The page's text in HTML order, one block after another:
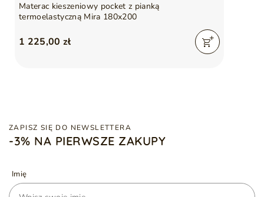
Materac kieszeniowy pocket z pianką
termoelastyczną Mira 180x200
1 225,00 zł
ZAPISZ SIĘ DO NEWSLETTERA
-3% NA PIERWSZE ZAKUPY
Imię